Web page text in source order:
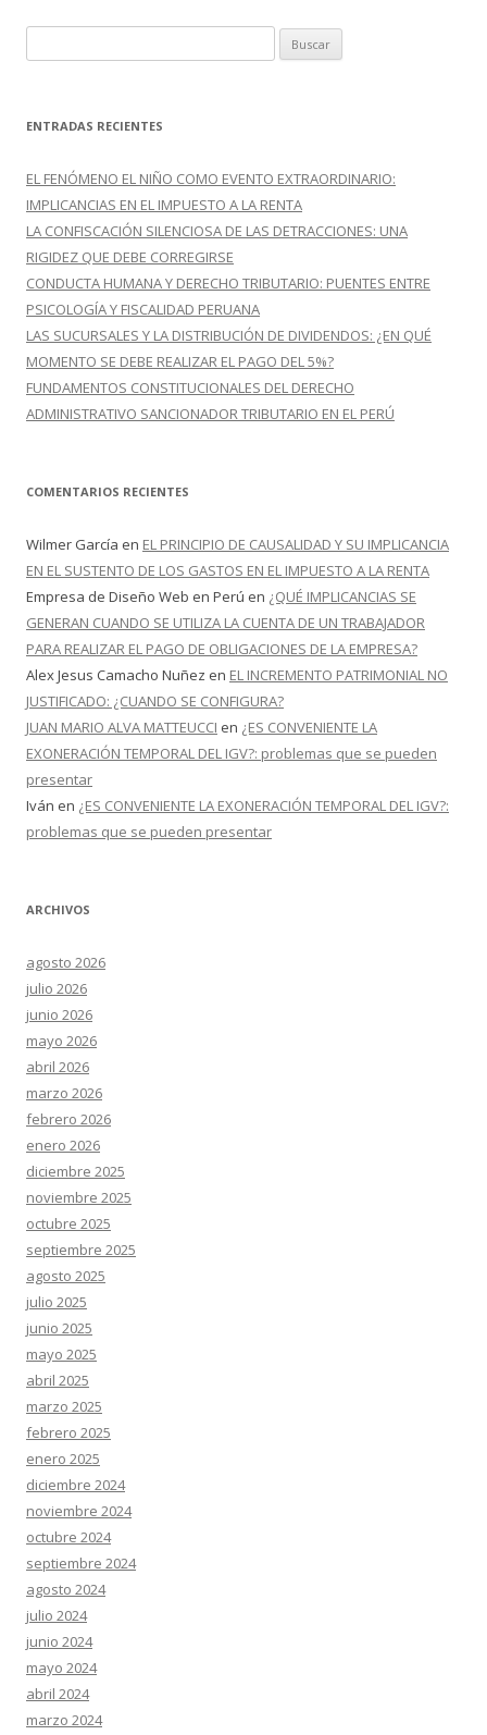
u
c
r
:
ENTRADAS RECIENTES
EL FENÓMENO EL NIÑO COMO EVENTO EXTRAORDINARIO:
IMPLICANCIAS EN EL IMPUESTO A LA RENTA
LA CONFISCACIÓN SILENCIOSA DE LAS DETRACCIONES: UNA
RIGIDEZ QUE DEBE CORREGIRSE
CONDUCTA HUMANA Y DERECHO TRIBUTARIO: PUENTES ENTRE
PSICOLOGÍA Y FISCALIDAD PERUANA
LAS SUCURSALES Y LA DISTRIBUCIÓN DE DIVIDENDOS: ¿EN QUÉ
MOMENTO SE DEBE REALIZAR EL PAGO DEL 5%?
FUNDAMENTOS CONSTITUCIONALES DEL DERECHO
ADMINISTRATIVO SANCIONADOR TRIBUTARIO EN EL PERÚ
COMENTARIOS RECIENTES
Wilmer García en EL PRINCIPIO DE CAUSALIDAD Y SU IMPLICANCIA
EN EL SUSTENTO DE LOS GASTOS EN EL IMPUESTO A LA RENTA
Empresa de Diseño Web en Perú en ¿QUÉ IMPLICANCIAS SE
GENERAN CUANDO SE UTILIZA LA CUENTA DE UN TRABAJADOR
PARA REALIZAR EL PAGO DE OBLIGACIONES DE LA EMPRESA?
Alex Jesus Camacho Nuñez en EL INCREMENTO PATRIMONIAL NO
JUSTIFICADO: ¿CUANDO SE CONFIGURA?
JUAN MARIO ALVA MATTEUCCI en ¿ES CONVENIENTE LA
EXONERACIÓN TEMPORAL DEL IGV?: problemas que se pueden
presentar
Iván en ¿ES CONVENIENTE LA EXONERACIÓN TEMPORAL DEL IGV?:
problemas que se pueden presentar
ARCHIVOS
agosto 2026
julio 2026
junio 2026
mayo 2026
abril 2026
marzo 2026
febrero 2026
enero 2026
diciembre 2025
noviembre 2025
octubre 2025
septiembre 2025
agosto 2025
julio 2025
junio 2025
mayo 2025
abril 2025
marzo 2025
febrero 2025
enero 2025
diciembre 2024
noviembre 2024
octubre 2024
septiembre 2024
agosto 2024
julio 2024
junio 2024
mayo 2024
abril 2024
marzo 2024